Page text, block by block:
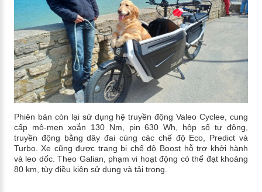
Phiên bản còn lại sử dụng hệ truyền động Valeo Cyclee, cung
cấp mô-men xoắn 130 Nm, pin 630 Wh, hộp số tự động,
truyền động bằng dây đai cùng các chế độ Eco, Predict và
Turbo. Xe cũng được trang bị chế độ Boost hỗ trợ khởi hành
và leo dốc. Theo Galian, phạm vi hoạt động có thể đạt khoảng
80 km, tùy điều kiện sử dụng và tải trọng.